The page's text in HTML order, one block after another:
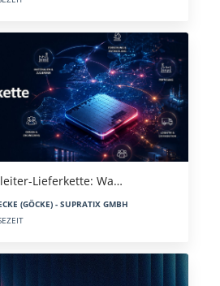
Lieferkette: Wa…
(GÖCKE) - SUPRATIX GMBH